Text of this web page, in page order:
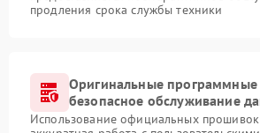
продления срока службы техники
Оригинальные
безопасное обслуживание
Использование официальных